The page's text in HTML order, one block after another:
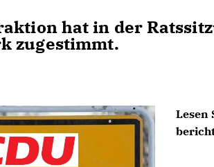
hat in der
zugestimmt.
Lesen